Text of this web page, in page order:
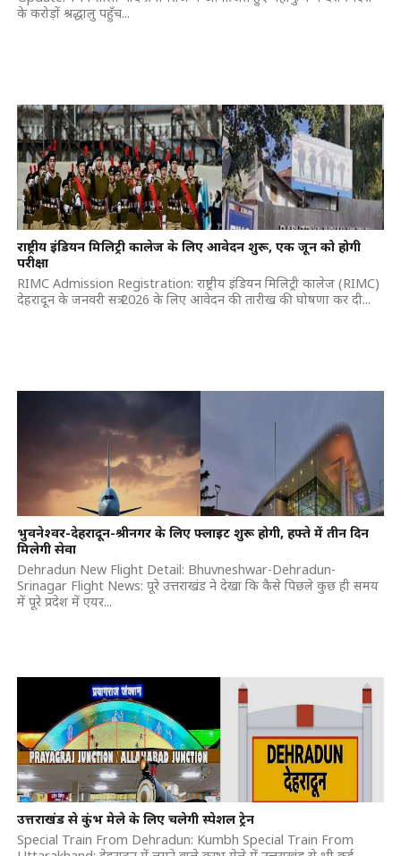
के करोड़ों श्रद्धालु पहुँच...
राष्ट्रीय इंडियन मिलिट्री कालेज के लिए आवेदन शुरू, एक जून को होगी
परीक्षा
RIMC Admission Registration: राष्ट्रीय इंडियन मिलिट्री कालेज (RIMC)
देहरादून के जनवरी सत्र 2026 के लिए आवेदन की तारीख की घोषणा कर दी...
भुवनेश्वर-देहरादून-श्रीनगर के लिए फ्लाइट शुरू होगी, हफ्ते में तीन दिन
मिलेगी सेवा
Dehradun New Flight Detail: Bhuvneshwar-Dehradun-
Srinagar Flight News: पूरे उत्तराखंड ने देखा कि कैसे पिछले कुछ ही समय
में पूरे प्रदेश में एयर...
उत्तराखंड से कुंभ मेले के लिए चलेगी स्पेशल ट्रेन
Special Train From Dehradun: Kumbh Special Train From